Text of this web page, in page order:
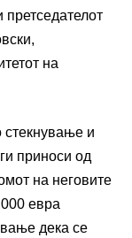
претседателот
на
стекнување и
приноси од
на неговите
евра
дека се